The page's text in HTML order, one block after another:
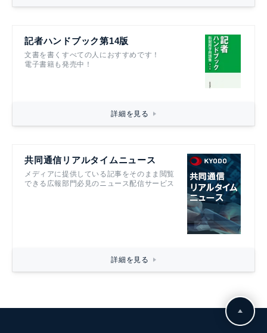
記者ハンドブック第14版
文書を書くすべての人におすすめです！
電子書籍も発売中！
詳細を見る
共同通信リアルタイムニュース
メディアに提供している記事をそのまま閲覧
できる広報部門必見のニュース配信サービス
詳細を見る